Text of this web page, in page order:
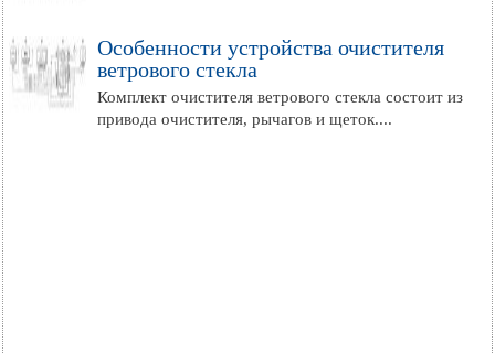
Особенности устройства очистителя
ветрового стекла
Комплект очистителя ветрового стекла состоит из
привода очистителя, рычагов и щеток....